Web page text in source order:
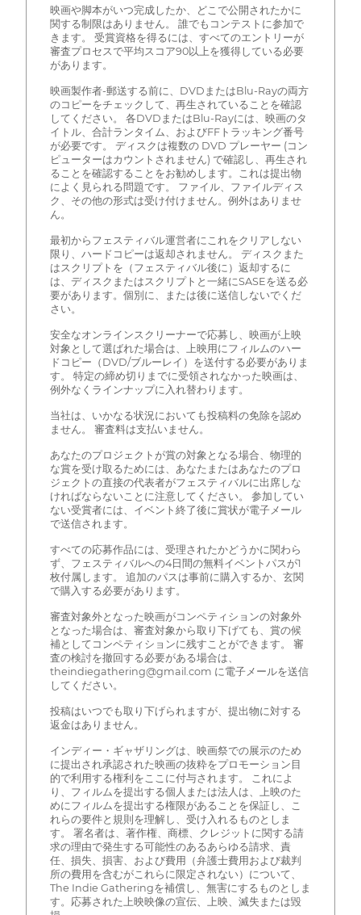
映画や脚本がいつ完成したか、どこで公開されたかに
関する制限はありません。 誰でもコンテストに参加で
きます。 受賞資格を得るには、すべてのエントリーが
審査プロセスで平均スコア90以上を獲得している必要
があります。
映画製作者-郵送する前に、DVDまたはBlu-Rayの両方
のコピーをチェックして、再生されていることを確認
してください。 各DVDまたはBlu-Rayには、映画のタ
イトル、合計ランタイム、およびFFトラッキング番号
が必要です。 ディスクは複数の DVD プレーヤー (コン
ピューターはカウントされません) で確認し、再生され
ることを確認することをお勧めします。これは提出物
によく見られる問題です。 ファイル、ファイルディス
ク、その他の形式は受け付けません。例外はありませ
ん。
最初からフェスティバル運営者にこれをクリアしない
限り、ハードコピーは返却されません。 ディスクまた
はスクリプトを（フェスティバル後に）返却するに
は、ディスクまたはスクリプトと一緒にSASEを送る必
要があります。個別に、または後に送信しないでくだ
さい。
安全なオンラインスクリーナーで応募し、映画が上映
対象として選ばれた場合は、上映用にフィルムのハー
ドコピー（DVD/ブルーレイ）を送付する必要がありま
す。 特定の締め切りまでに受領されなかった映画は、
例外なくラインナップに入れ替わります。
当社は、いかなる状況においても投稿料の免除を認め
ません。 審査料は支払いません。
あなたのプロジェクトが賞の対象となる場合、物理的
な賞を受け取るためには、あなたまたはあなたのプロ
ジェクトの直接の代表者がフェスティバルに出席しな
ければならないことに注意してください。 参加してい
ない受賞者には、イベント終了後に賞状が電子メール
で送信されます。
すべての応募作品には、受理されたかどうかに関わら
ず、フェスティバルへの4日間の無料イベントパスが1
枚付属します。 追加のパスは事前に購入するか、玄関
で購入する必要があります。
審査対象外となった映画がコンペティションの対象外
となった場合は、審査対象から取り下げても、賞の候
補としてコンペティションに残すことができます。 審
査の検討を撤回する必要がある場合は、
theindiegathering@gmail.com に電子メールを送信
してください。
投稿はいつでも取り下げられますが、提出物に対する
返金はありません。
インディー・ギャザリングは、映画祭での展示のため
に提出され承認された映画の抜粋をプロモーション目
的で利用する権利をここに付与されます。 これによ
り、フィルムを提出する個人または法人は、上映のた
めにフィルムを提出する権限があることを保証し、こ
れらの要件と規則を理解し、受け入れるものとしま
す。 署名者は、著作権、商標、クレジットに関する請
求の理由で発生する可能性のあるあらゆる請求、責
任、損失、損害、および費用（弁護士費用および裁判
所の費用を含むがこれらに限定されない）について、
The Indie Gatheringを補償し、無害にするものとしま
す。応募された上映映像の宣伝、上映、滅失または毀